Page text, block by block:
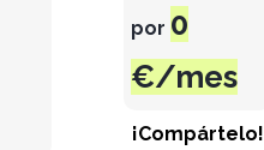
por 0
€/mes
¡Compártelo!